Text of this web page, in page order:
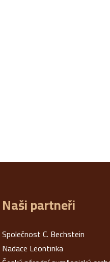
Naši partneři
Společnost C. Bechstein
Nadace Leontinka